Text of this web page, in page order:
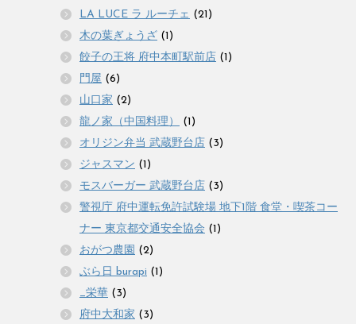
LA LUCE ラ ルーチェ (21)
木の葉ぎょうざ (1)
餃子の王将 府中本町駅前店 (1)
門屋 (6)
山口家 (2)
龍ノ家（中国料理）
(1)
オリジン弁当 武蔵野台店 (3)
ジャスマン (1)
モスバーガー 武蔵野台店 (3)
警視庁 府中運転免許試験場 地下1階 食堂・喫茶コー
ナー 東京都交通安全協会 (1)
おがつ農園 (2)
ぶら日 burapi (1)
_栄華 (3)
府中大和家 (3)